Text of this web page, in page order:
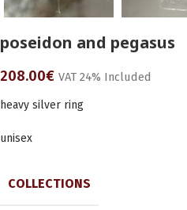
poseidon and pegasus
208.00€ VAT 24% Included
heavy silver ring
unisex
COLLECTIONS